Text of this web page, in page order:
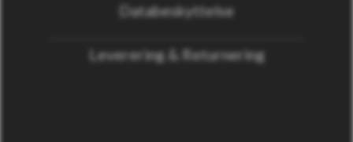
Databeskyttelse
Leverering & Returnering